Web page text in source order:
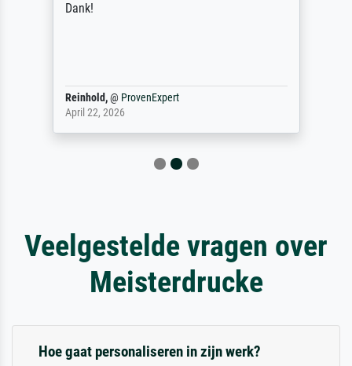
Dank!
Reinhold,@ ProvenExpert
April 22, 2026
Veelgestelde vragen over
Meisterdrucke
Hoe gaat personaliseren in zijn werk?